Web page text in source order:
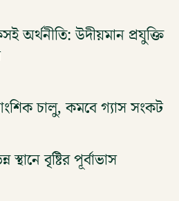
অর্থনীতি: উদীয়মান প্রযুক্তি
চালু, কমবে গ্যাস সংকট
স্থানে বৃষ্টির পূর্বাভাস